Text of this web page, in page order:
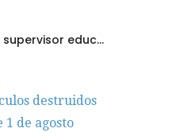
Mineduc recupera la figura del supervisor educativo con 968 plazas